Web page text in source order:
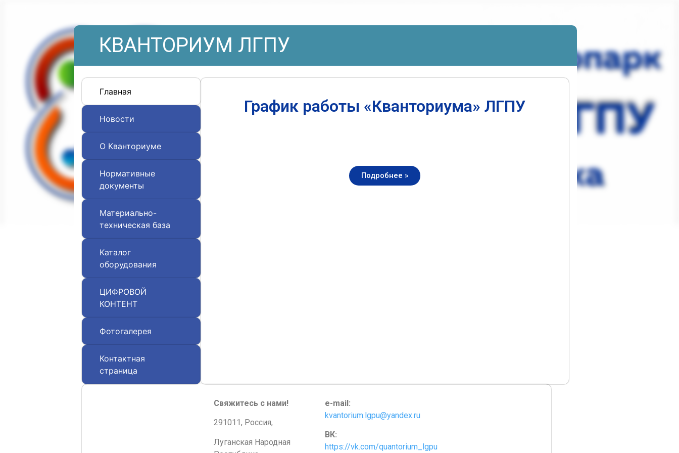
КВАНТОРИУМ ЛГПУ
Главная
Новости
О Кванториуме
Нормативные
документы
Материально-
техническая база
Каталог
оборудования
ЦИФРОВОЙ
КОНТЕНТ
Фотогалерея
Контактная
страница
График работы «Кванториума» ЛГПУ
Подробнее »
Свяжитесь с нами!
291011, Россия,
Луганская Народная
e-mail:
kvantorium.lgpu@yandex.ru
ВК:
https://vk.com/quantorium_lgpu